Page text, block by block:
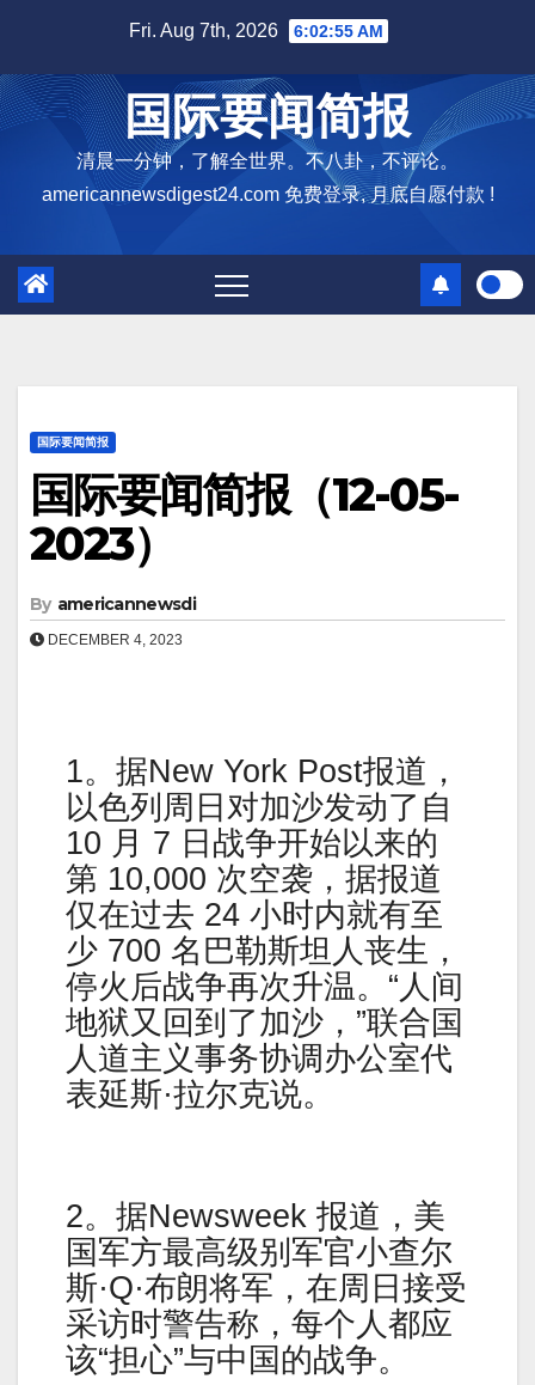
content
Fri. Aug 7th, 2026 6:02:56 AM
国际要闻简报
清晨一分钟，了解全世界。不八卦，不评论。
americannewsdigest24.com 免费登录, 月底自愿付款 !
国际要闻简报
国际要闻简报（12-05-
2023）
By americannewsdi
DECEMBER 4, 2023
1。据New York Post报道，
以色列周日对加沙发动了自
10 月 7 日战争开始以来的
第 10,000 次空袭，据报道
仅在过去 24 小时内就有至
少 700 名巴勒斯坦人丧生，
停火后战争再次升温。“人间
地狱又回到了加沙，”联合国
人道主义事务协调办公室代
表延斯·拉尔克说。
2。据Newsweek 报道，美
国军方最高级别军官小查尔
斯·Q·布朗将军，在周日接受
采访时警告称，每个人都应
该“担心”与中国的战争。